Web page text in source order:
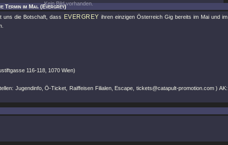
Kein Bild vorhanden.
Termin im Mai. (Evergrey)
uns die Botschaft, dass
EVERGREY ihren einzigen Österreich Gig bereits im Mai und im
116-118, 1070 Wien)
Jugendinfo, Ö-Ticket, Raiffeisen Filialen, Escape, tickets@catapult-promotion.com ) AK: